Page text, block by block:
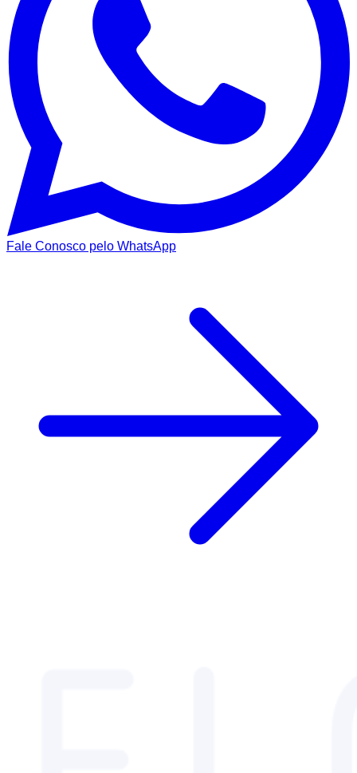
Fale Conosco pelo WhatsApp